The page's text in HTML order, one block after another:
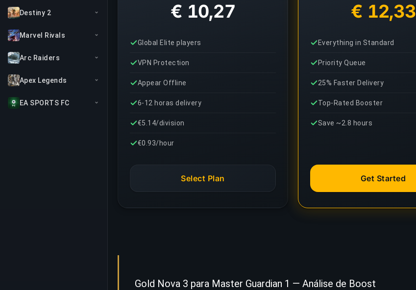
Destiny 2
Marvel Rivals
Arc Raiders
Apex Legends
EA SPORTS FC
€ 10,27
Global Elite players
VPN Protection
Appear Offline
6-12 horas delivery
€5.14/division
€0.93/hour
Select Plan
€ 12,33
Everything in Standard
Priority Queue
25% Faster Delivery
Top-Rated Booster
Save ~2.8 hours
Get Started
Gold Nova 3 para Master Guardian 1 — Análise de Boost